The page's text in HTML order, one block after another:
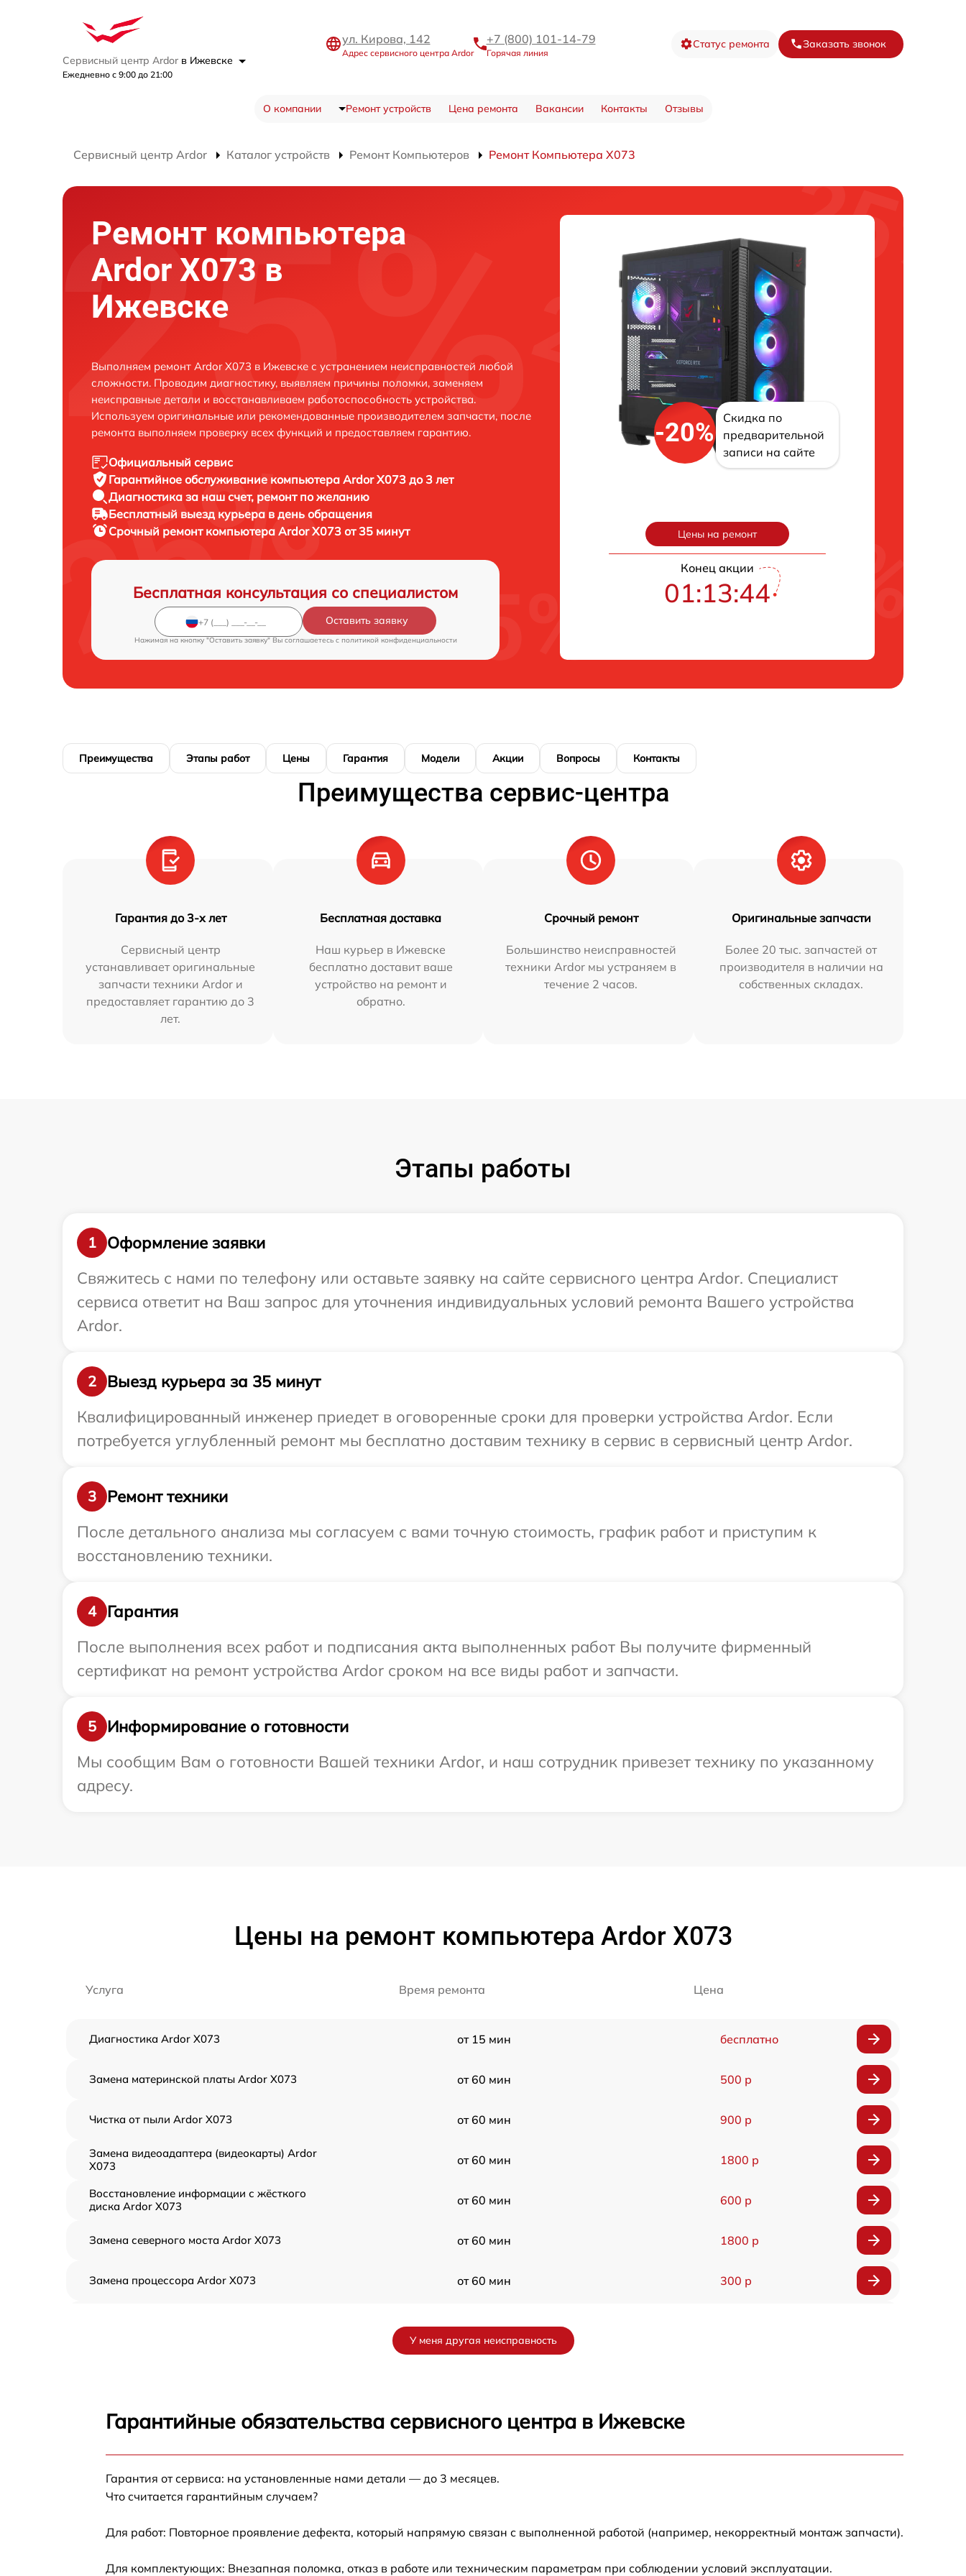
Сервисный центр Ardor в Ижевске
Ежедневно с 9:00 до 21:00
ул. Кирова, 142
Адрес сервисного центра Ardor
+7 (800) 101-14-79
Горячая линия
Статус ремонта Заказать звонок
О компании Ремонт устройств Цена ремонта Вакансии Контакты Отзывы
Сервисный центр Ardor Каталог устройств Ремонт Компьютеров Ремонт Компьютера X073
Ремонт компьютера
Ardor X073 в
Ижевске
Выполняем ремонт Ardor X073 в Ижевске с устранением неисправностей любой
сложности. Проводим диагностику, выявляем причины поломки, заменяем
неисправные детали и восстанавливаем работоспособность устройства.
Используем оригинальные или рекомендованные производителем запчасти, после
ремонта выполняем проверку всех функций и предоставляем гарантию.
Официальный сервис
Гарантийное обслуживание компьютера Ardor X073 до 3 лет
Диагностика за наш счет, ремонт по желанию
Бесплатный выезд курьера в день обращения
Срочный ремонт компьютера Ardor X073 от 35 минут
Бесплатная консультация со специалистом
Оставить заявку
Нажимая на кнопку "Оставить заявку" Вы соглашаетесь c политикой конфиденциальности
-20%
Скидка по
предварительной
записи на сайте
Цены на ремонт
Конец акции
01:13:43
Преимущества Этапы работ Цены Гарантия Модели Акции Вопросы Контакты
Преимущества сервис-центра
Гарантия до 3-х лет
Сервисный центр
устанавливает оригинальные
запчасти техники Ardor и
предоставляет гарантию до 3
лет.
Бесплатная доставка
Наш курьер в Ижевске
бесплатно доставит ваше
устройство на ремонт и
обратно.
Срочный ремонт
Большинство неисправностей
техники Ardor мы устраняем в
течение 2 часов.
Оригинальные запчасти
Более 20 тыс. запчастей от
производителя в наличии на
собственных складах.
Этапы работы
1
Оформление заявки
Свяжитесь с нами по телефону или оставьте заявку на сайте сервисного центра Ardor. Специалист
сервиса ответит на Ваш запрос для уточнения индивидуальных условий ремонта Вашего устройства
Ardor.
2
Выезд курьера за 35 минут
Квалифицированный инженер приедет в оговоренные сроки для проверки устройства Ardor. Если
потребуется углубленный ремонт мы бесплатно доставим технику в сервис в сервисный центр Ardor.
3
Ремонт техники
После детального анализа мы согласуем с вами точную стоимость, график работ и приступим к
восстановлению техники.
4
Гарантия
После выполнения всех работ и подписания акта выполненных работ Вы получите фирменный
сертификат на ремонт устройства Ardor сроком на все виды работ и запчасти.
5
Информирование о готовности
Мы сообщим Вам о готовности Вашей техники Ardor, и наш сотрудник привезет технику по указанному
адресу.
Цены на ремонт компьютера Ardor X073
Услуга Время ремонта Цена
Диагностика Ardor X073 от 15 мин бесплатно
Замена материнской платы Ardor X073 от 60 мин 500 р
Чистка от пыли Ardor X073 от 60 мин 900 р
Замена видеоадаптера (видеокарты) Ardor
X073
от 60 мин 1800 р
Восстановление информации с жёсткого
диска Ardor X073
от 60 мин 600 р
Замена северного моста Ardor X073 от 60 мин 1800 р
Замена процессора Ardor X073 от 60 мин 300 р
Замена звуковой платы Ardor X073 от 60 мин
У меня другая неисправность
Гарантийные обязательства сервисного центра в Ижевске
Гарантия от сервиса: на установленные нами детали — до 3 месяцев.
Что считается гарантийным случаем?
Для работ: Повторное проявление дефекта, который напрямую связан с выполненной работой (например, некорректный монтаж запчасти).
Для комплектующих: Внезапная поломка, отказ в работе или техническим параметрам при соблюдении условий эксплуатации.